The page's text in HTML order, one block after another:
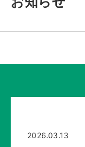
納入・製造実績
会社案内
事業拠点
新着情報
2026.03.13